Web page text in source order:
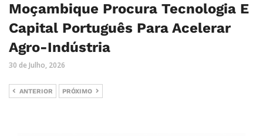
Moçambique Procura Tecnologia E
Capital Português Para Acelerar
Agro-Indústria
30 de Julho, 2026
ANTERIOR PRÓXIMO